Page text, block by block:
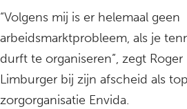
“Volgens mij is er helemaal geen
arbeidsmarktprobleem, als je
durft te organiseren”, zegt
Limburger bij zijn afscheid als
zorgorganisatie Envida.